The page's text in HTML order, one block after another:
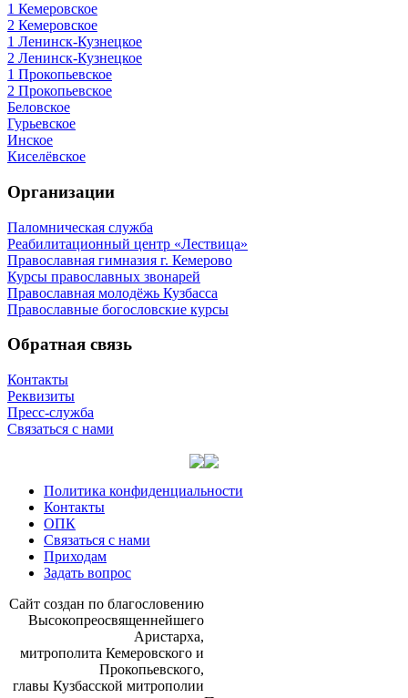
1 Кемеровское
2 Кемеровское
1 Ленинск-Кузнецкое
2 Ленинск-Кузнецкое
1 Прокопьевское
2 Прокопьевское
Беловское
Гурьевское
Инское
Киселёвское
Организации
Паломническая служба
Реабилитационный центр «Лествица»
Православная гимназия г. Кемерово
Курсы православных звонарей
Православная молодёжь Кузбасса
Православные богословские курсы
Обратная связь
Контакты
Реквизиты
Пресс-служба
Связаться с нами
Политика конфиденциальности
Контакты
ОПК
Связаться с нами
Приходам
Задать вопрос
Сайт со­здан по бла­го­сло­ве­нию
Вы­со­ко­прео­свя­щен­ней­ше­го
Ари­стар­ха,
мит­ро­по­ли­та Ке­ме­ров­ско­го и
Про­ко­пьев­ско­го,
гла­вы Куз­бас­ской мит­ро­по­лии